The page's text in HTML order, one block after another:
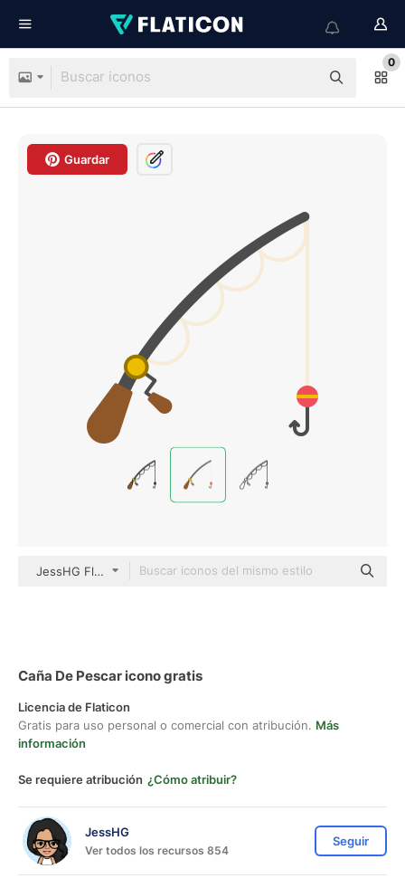
0
Guardar
JessHG Flat
Caña De Pescar icono gratis
Licencia de Flaticon
Gratis para uso personal o comercial con atribución. Más
información
Se requiere atribución ¿Cómo atribuir?
JessHG
Ver todos los recursos 854
Seguir